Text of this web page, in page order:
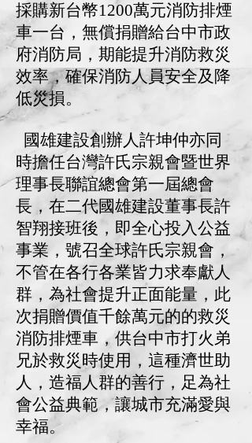
採購新台幣1200萬元消防排煙
車一台，無償捐贈給台中市政
府消防局，期能提升消防救災
效率，確保消防人員安全及降
低災損。
國雄建設創辦人許坤仲亦同
時擔任台灣許氏宗親會暨世界
理事長聯誼總會第一屆總會
長，在二代國雄建設董事長許
智翔接班後，即全心投入公益
事業，號召全球許氏宗親會，
不管在各行各業皆力求奉獻人
群，為社會提升正面能量，此
次捐贈價值千餘萬元的的救災
消防排煙車，供台中市打火弟
兄於救災時使用，這種濟世助
人，造福人群的善行，足為社
會公益典範，讓城市充滿愛與
幸福。